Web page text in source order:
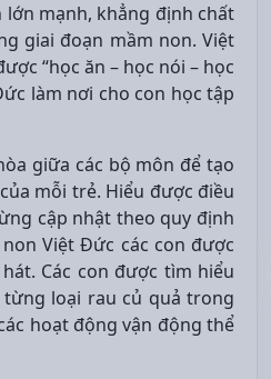
mạnh, khẳng định chất
giai đoạn mầm non. Việt
“học ăn – học nói – học
làm nơi cho con học tập
giữa các bộ môn để tạo
mỗi trẻ. Hiểu được điều
cập nhật theo quy định
Việt Đức các con được
Các con được tìm hiểu
loại rau củ quả trong
hoạt động vận động thể